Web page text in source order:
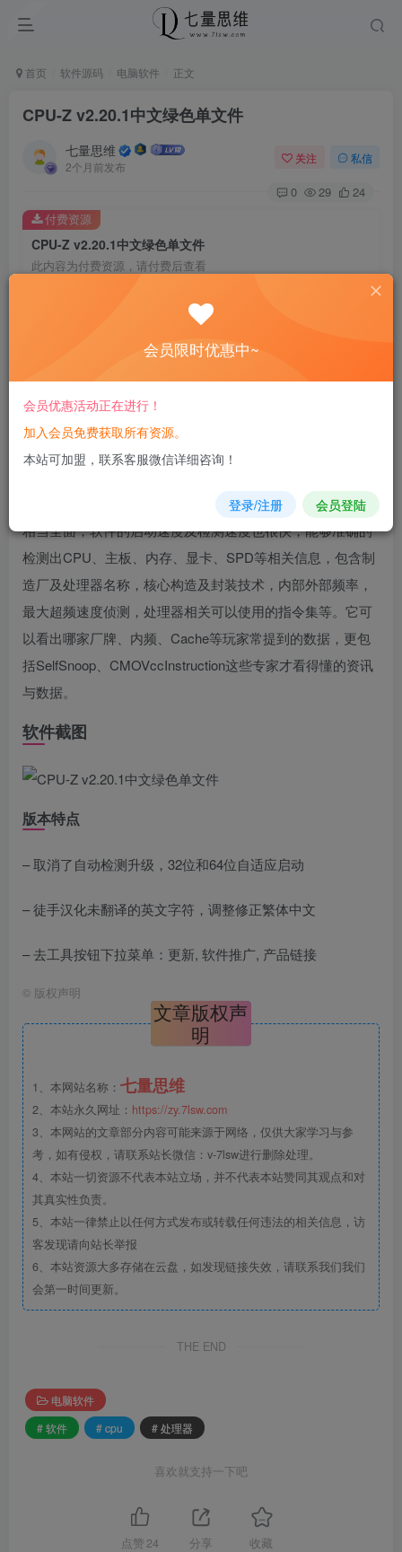
首页 软件源码 电脑软件 正文
CPU-Z v2.20.1中文绿色单文件
七量思维
2个月前发布
关注 私信
0 29 24
CPU-Z v2.20.1中文绿色单文件
此内容为付费资源，请付费后查看
8.8
您当前未登录！建议登陆后购买，可保存购买订单
付费资源
软件介绍
检测工具。它支持的CPU种类
相当全面，软件的启动速度及检测速度也很快，能够准确的
检测出CPU、主板、内存、显卡、SPD等相关信息，包含制
造厂及处理器名称，核心构造及封装技术，内部外部频率，
最大超频速度侦测，处理器相关可以使用的指令集等。它可
以看出哪家厂牌、内频、Cache等玩家常提到的数据，更包
括SelfSnoop、CMOVccInstruction这些专家才看得懂的资讯
与数据。
软件截图
版本特点
– 取消了自动检测升级，32位和64位自适应启动
– 徒手汉化未翻译的英文字符，调整修正繁体中文
– 去工具按钮下拉菜单：更新, 软件推广, 产品链接
© 版权声明
文章版权声
明
1、本网站名称： 七量思维
2、本站永久网址： https://zy.7lsw.com
3、本网站的文章部分内容可能来源于网络，仅供大家学习与参
考，如有侵权，请联系站长微信：v-7lsw进行删除处理。
4、本站一切资源不代表本站立场，并不代表本站赞同其观点和对
其真实性负责。
5、本站一律禁止以任何方式发布或转载任何违法的相关信息，访
客发现请向站长举报
6、本站资源大多存储在云盘，如发现链接失效，请联系我们我们
会第一时间更新。
THE END
电脑软件
# 软件
# cpu # 处理器
喜欢就支持一下吧
点赞 24 分享 收藏
会员限时优惠中~
会员优惠活动正在进行！
加入会员免费获取所有资源。
本站可加盟，联系客服微信详细咨询！
登录/注册 会员登陆